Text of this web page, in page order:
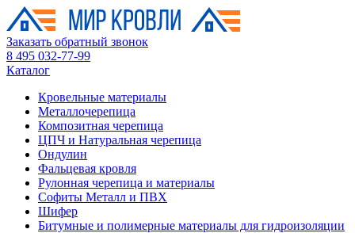
Заказать обратный звонок
8 495 032-77-99
Каталог
Кровельные материалы
Металлочерепица
Композитная черепица
ЦПЧ и Натуральная черепица
Ондулин
Фальцевая кровля
Рулонная черепица и материалы
Софиты Металл и ПВХ
Шифер
Битумные и полимерные материалы для гидроизоляции